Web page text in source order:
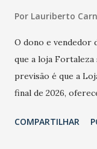
Por Lauriberto
O dono e vendedor
que a loja Fortaleza
previsão é que a
final de 2026,
Havan Fortaleza
COMPARTILHAR